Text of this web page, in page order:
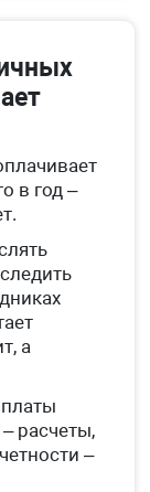
в год –
а
расчеты,
–